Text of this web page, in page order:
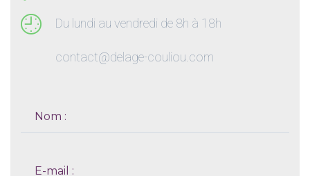
Du lundi au vendredi de 8h à 18h
contact@delage-couliou.com